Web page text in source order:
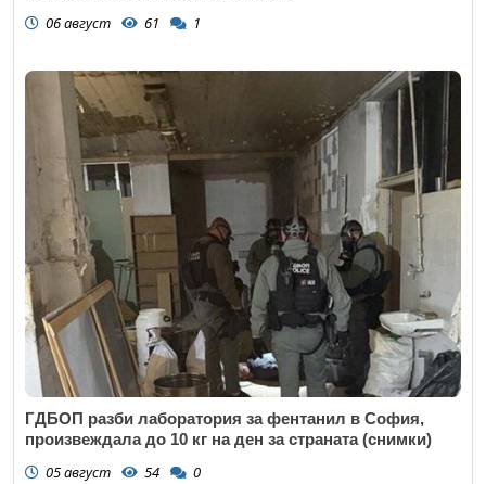
06 август 61 1
ГДБОП разби лаборатория за фентанил в София,
произвеждала до 10 кг на ден за страната (снимки)
05 август 54 0